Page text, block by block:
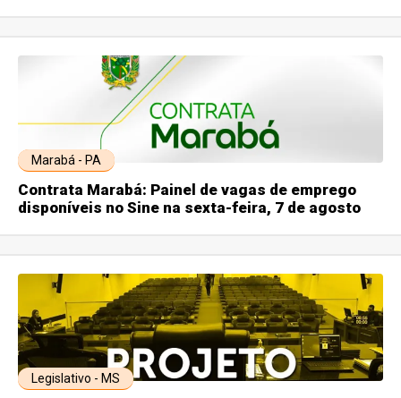
Marabá - PA
Contrata Marabá: Painel de vagas de emprego
disponíveis no Sine na sexta-feira, 7 de agosto
Legislativo - MS